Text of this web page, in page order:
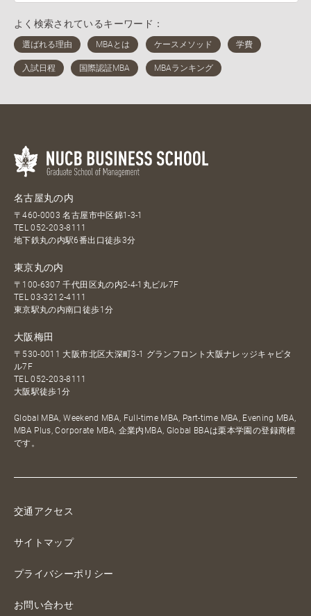
よく検索されているキーワード：
名古屋丸の内
〒460-0003 名古屋市中区錦1-3-1
TEL052-203-8111
地下鉄丸の内駅6番出口徒歩3分
東京丸の内
〒100-6307 千代田区丸の内2-4-1丸ビル7F
TEL03-3212-4111
東京駅丸の内南口徒歩1分
大阪梅田
〒530-0011 大阪市北区大深町3-1 グランフロント大阪ナレッジキャピタ
ル7F
TEL052-203-8111
大阪駅徒歩1分
Global MBA, Weekend MBA, Full-time MBA, Part-time MBA, Evening MBA,
MBA Plus, Corporate MBA, 企業内MBA, Global BBAは栗本学園の登録商標
です。
交通アクセス
サイトマップ
プライバシーポリシー
お問い合わせ